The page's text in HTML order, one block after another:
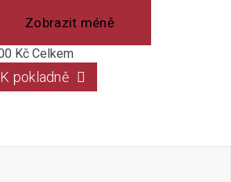
Zobrazit méně
Kč Celkem
K pokladně